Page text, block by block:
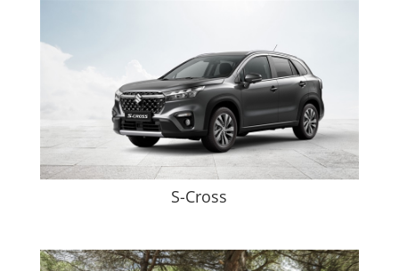
S-Cross